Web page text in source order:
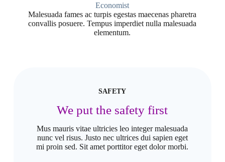
Economist
Malesuada fames ac turpis egestas maecenas pharetra
convallis posuere. Tempus imperdiet nulla malesuada
elementum.
SAFETY
We put the safety first
Mus mauris vitae ultricies leo integer malesuada
nunc vel risus. Justo nec ultrices dui sapien eget
mi proin sed. Sit amet porttitor eget dolor morbi.